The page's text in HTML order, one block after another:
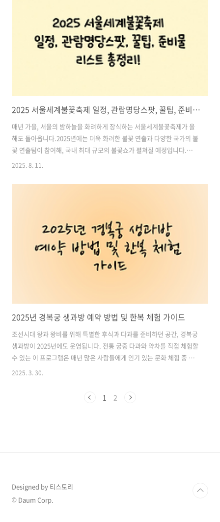
방법 2. 일정 정보 3. 프로그램 구성 4. 꿀팁 & 체크리스트 덕수궁 밤의
석조전 예매하기1. 예매 방법1-1. 추첨제 예매 방식‘밤의..
2025 서울세계불꽃축제 일정, 관람명당스팟, 꿀팁, 준비물리스트 총정리! 역대급 불꽃이 서울 밤하늘을 수놓는다!
매년 가을, 서울의 밤하늘을 화려하게 장식하는 서울세계불꽃축제가 올
해도 돌아옵니다.2025년에는 더욱 화려한 불꽃 연출과 다양한 국가의 불
꽃 연출팀이 참여해, 국내 최대 규모의 불꽃쇼가 펼쳐질 예정입니다.이
글에서는 축제 일정, 관람 명당 스팟, 꿀팁, 준비물 리스트까지 한 번에
2025 서울세계불꽃축제 일정과 장소 2. 불꽃놀이 명당 스팟 BEST 20 3.
짜: 2025년 9월 27일 (토)시간: 오후 7시 ~ 9시장소: 여의도 한강공원 일
원서울세계불꽃축제는 한화가 주최하는 대..
2025. 8. 11.
2025년 경복궁 생과방 예약 방법 및 한복 체험 가이드
조선시대 왕과 왕비를 위해 특별한 후식과 다과를 준비하던 공간, 경복궁
생과방이 2025년에도 운영됩니다. 전통 궁중 다과와 약차를 직접 체험할
수 있는 이 프로그램은 매년 많은 사람들에게 인기 있는 문화 체험 중 하
나입니다. 또한, 경복궁 방문을 더욱 특별하게 만드는 방법으로 한복 체
를 한층 더 느낄 수 있으며, 멋진 사진을 남길 수도 있습니다.이번 글에서
2025. 3. 30.
1 2
Designed by 티스토리
© Daum Corp.